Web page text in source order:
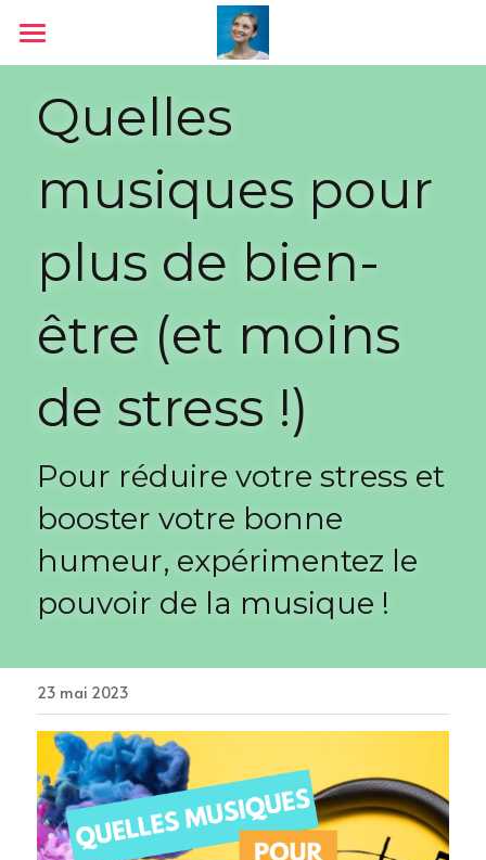
Accueil
Livres
Conférences
Ressources & outils
Jeu
Blog
Quelles
musiques pour
plus de bien-
être (et moins
de stress !)
Pour réduire votre stress et
booster votre bonne
humeur, expérimentez le
pouvoir de la musique !
23 mai 2023